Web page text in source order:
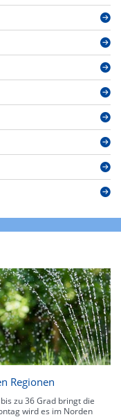
Regionen
zu 36 Grad bringt die
wird es im Norden